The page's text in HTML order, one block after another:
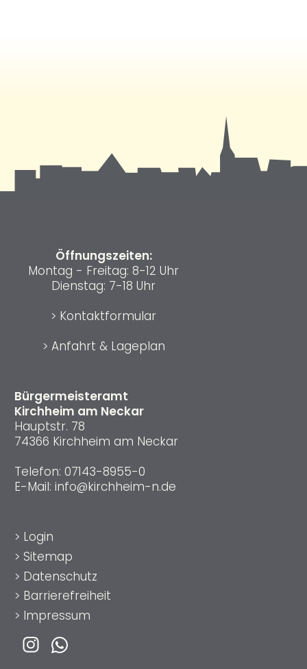
Bürgermeisteramt
Kirchheim am Neckar
Hauptstr. 78
74366 Kirchheim am Neckar
Telefon: 07143-8955-0
E-Mail: info@kirchheim-n.de
Öffnungszeiten:
Montag - Freitag: 8-12 Uhr
Dienstag: 7-18 Uhr
> Kontaktformular
> Anfahrt & Lageplan
> Login
> Sitemap
> Datenschutz
> Barrierefreiheit
> Impressum